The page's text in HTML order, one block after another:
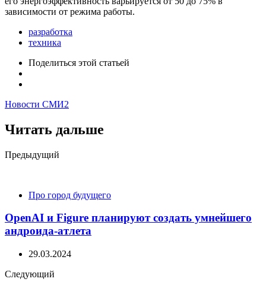
зависимости от режима работы.
разработка
техника
Поделиться этой статьей
Новости СМИ2
Читать дальше
Post
Предыдущий
Про город будущего
OpenAI и Figure планируют создать умнейшего
андроида-атлета
29.03.2024
Следующий